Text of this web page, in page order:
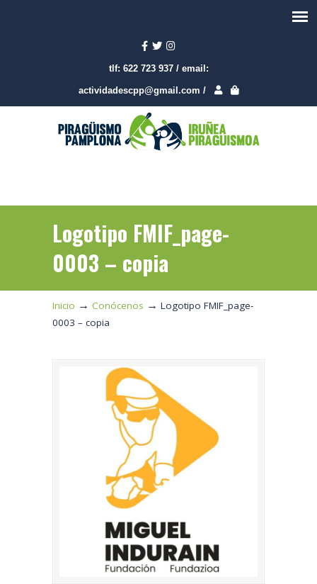
tlf: 622 723 937 / email:
actividadescpp@gmail.com /
Logotipo FMIF_page-
0003 – copia
Inicio → Conócenos → Logotipo FMIF_page-
0003 – copia